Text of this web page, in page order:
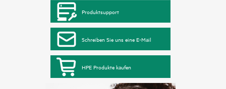
Produktsupport
Schreiben Sie uns eine E-Mail
HPE Produkte kaufen